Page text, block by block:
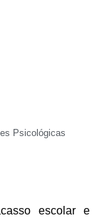
Psicológicas
escolar e